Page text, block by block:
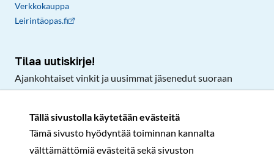
Tällä sivustolla käytetään evästeitä
Tämä sivusto hyödyntää toiminnan kannalta
välttämättömiä evästeitä sekä sivuston
Verkkokauppa
Leirintäopas.fi
Tilaa uutiskirje!
Ajankohtaiset vinkit ja uusimmat jäsenedut suoraan